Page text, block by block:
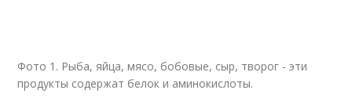
Фото 1. Рыба, яйца, мясо, бобовые, сыр, творог - эти
продукты содержат белок и аминокислоты.